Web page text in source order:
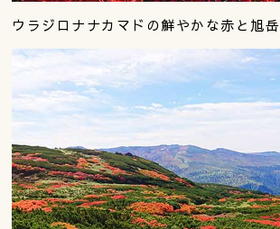
ウラジロナナカマドの鮮やかな赤と旭岳